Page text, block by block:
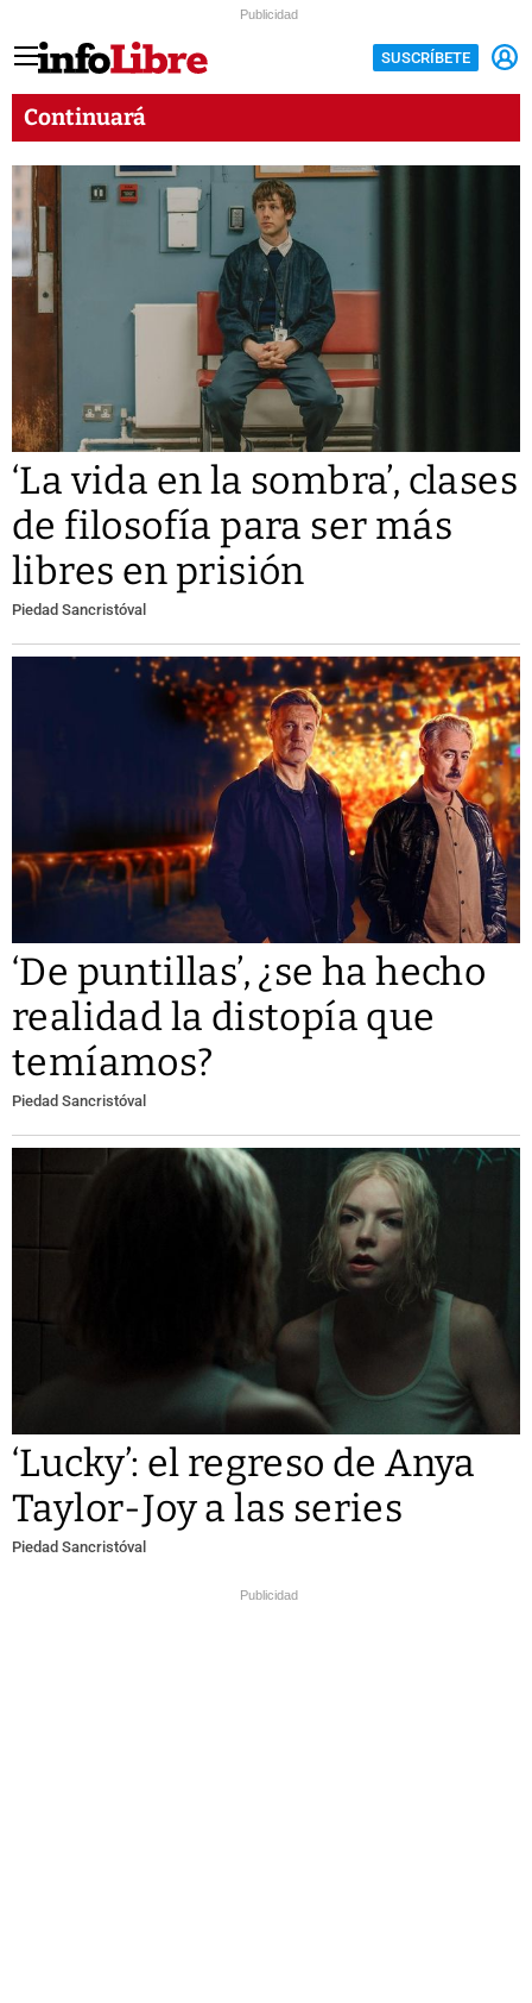
Publicidad
SUSCRÍBETE
Continuará
‘La vida en la sombra’, clases
de filosofía para ser más
libres en prisión
Piedad Sancristóval
‘De puntillas’, ¿se ha hecho
realidad la distopía que
temíamos?
Piedad Sancristóval
‘Lucky’: el regreso de Anya
Taylor-Joy a las series
Piedad Sancristóval
Publicidad